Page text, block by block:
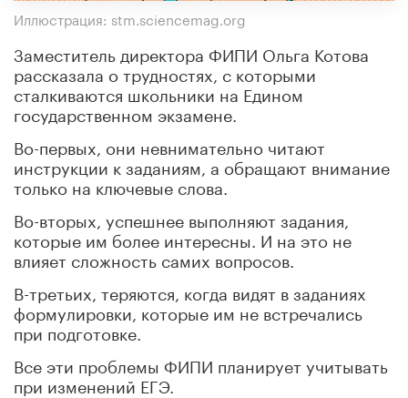
Иллюстрация: stm.sciencemag.org
Заместитель директора ФИПИ Ольга Котова
рассказала о трудностях, с которыми
сталкиваются школьники на Едином
государственном экзамене.
Во-первых, они невнимательно читают
инструкции к заданиям, а обращают внимание
только на ключевые слова.
Во-вторых, успешнее выполняют задания,
которые им более интересны. И на это не
влияет сложность самих вопросов.
В-третьих, теряются, когда видят в заданиях
формулировки, которые им не встречались
при подготовке.
Все эти проблемы ФИПИ планирует учитывать
при изменений ЕГЭ.